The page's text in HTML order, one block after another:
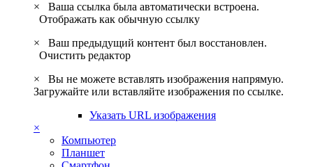
×
Ваша ссылка была автоматически встроена.
Отображать как обычную ссылку
×
Ваш предыдущий контент был восстановлен.
Очистить редактор
×
Вы не можете вставлять изображения напрямую.
Загружайте или вставляйте изображения по ссылке.
Указать URL изображения
×
Компьютер
Планшет